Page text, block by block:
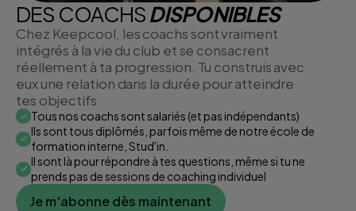
DES COACHSDISPONIBLES
Chez Keepcool, les coachs sont vraiment
intégrés à la vie du club et se consacrent
réellement à ta progression. Tu construis avec
eux une relation dans la durée pour atteindre
tes objectifs
Tous nos coachs sont salariés (et pas indépendants)
Ils sont tous diplômés, parfois même de notre école de
formation interne, Stud'in.
Il sont là pour répondre à tes questions, même si tu ne
prends pas de sessions de coaching individuel
Je m'abonne dès maintenant